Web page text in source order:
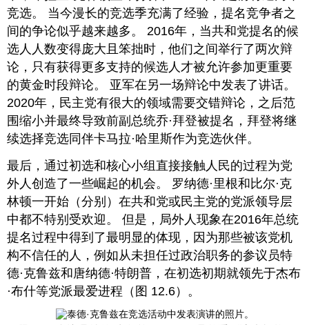
竞选。 当今漫长的竞选季充满了经验，提名竞争者之
间的争论似乎越来越多。 2016年，当共和党提名的候
选人人数变得庞大且笨拙时，他们之间举行了两次辩
论，只有获得更多支持的候选人才被允许参加更重要
的黄金时段辩论。 亚军在另一场辩论中发表了讲话。
2020年，民主党有很大的领域需要交错辩论，之后范
围缩小并最终导致前副总统乔·拜登被提名，拜登将继
续选择竞选同伴卡马拉·哈里斯作为竞选伙伴。
最后，通过初选和核心小组直接接触人民的过程为党
外人创造了一些崛起的机会。 罗纳德·里根和比尔·克
林顿一开始（分别）在共和党或民主党的党派领导层
中都不特别受欢迎。 但是，局外人现象在2016年总统
提名过程中得到了最明显的体现，因为那些被该党机
构不信任的人，例如从未担任过政治职务的参议员特
德·克鲁兹和唐纳德·特朗普，在初选初期就领先于杰布
·布什等党派最爱进程（图 12.6）。